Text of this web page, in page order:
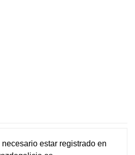
necesario estar registradoen